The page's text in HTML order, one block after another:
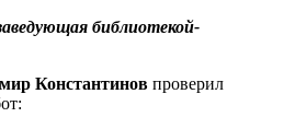
библиотекой-
Константинов проверил